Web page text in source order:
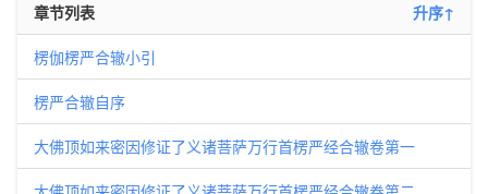
章节列表 升序↑
楞伽楞严合辙小引
楞严合辙自序
大佛顶如来密因修证了义诸菩萨万行首楞严经合辙卷第一